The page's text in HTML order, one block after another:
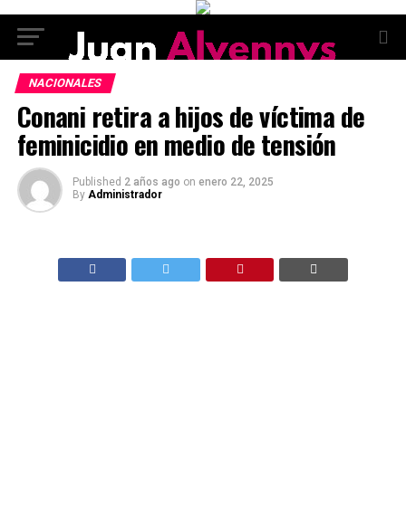
NACIONALES
Conani retira a hijos de víctima de
feminicidio en medio de tensión
Published 2 años ago on enero 22, 2025
By Administrador